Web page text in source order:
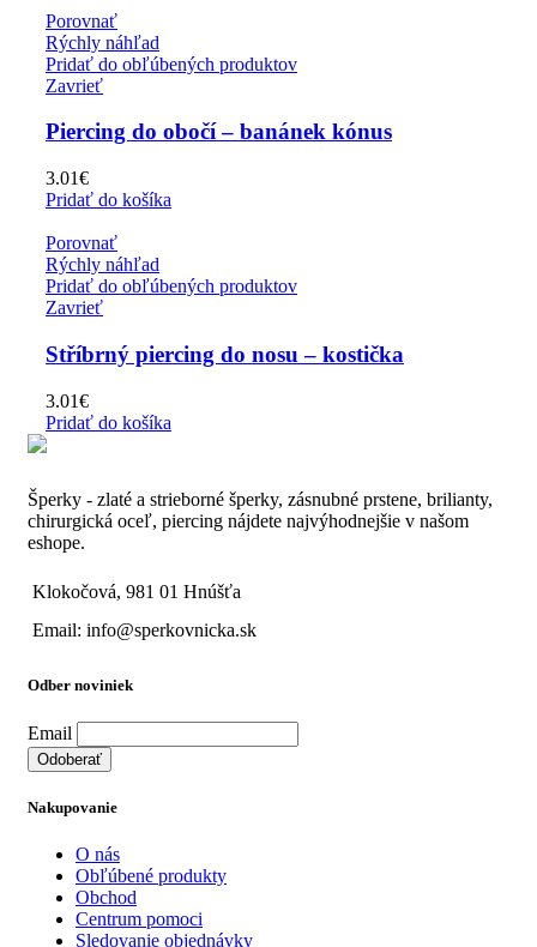
Porovnať
Rýchly náhľad
Pridať do obľúbených produktov
Zavrieť
Piercing do obočí – banánek kónus
3.01€
Pridať do košíka
Porovnať
Rýchly náhľad
Pridať do obľúbených produktov
Zavrieť
Stříbrný piercing do nosu – kostička
3.01€
Pridať do košíka
Šperky - zlaté a strieborné šperky, zásnubné prstene, brilianty,
chirurgická oceľ, piercing nájdete najvýhodnejšie v našom
eshope.
Klokočová, 981 01 Hnúšťa
Email: info@sperkovnicka.sk
Odber noviniek
Email
Nakupovanie
O nás
Obľúbené produkty
Obchod
Centrum pomoci
Sledovanie objednávky